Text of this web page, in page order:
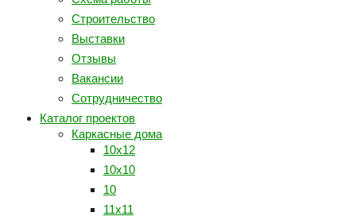
Строительство
Выставки
Отзывы
Вакансии
Сотрудничество
Каталог проектов
Каркасные дома
10x12
10х10
10
11х11